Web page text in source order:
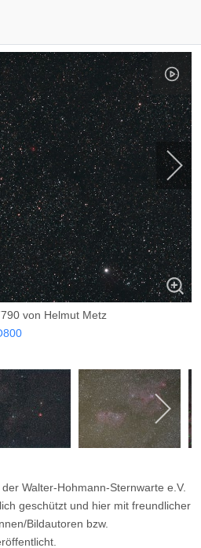
von Helmut Metz
Walter-Hohmann-Sternwarte e.V.
geschützt und hier mit freundlicher
Bildautoren bzw.